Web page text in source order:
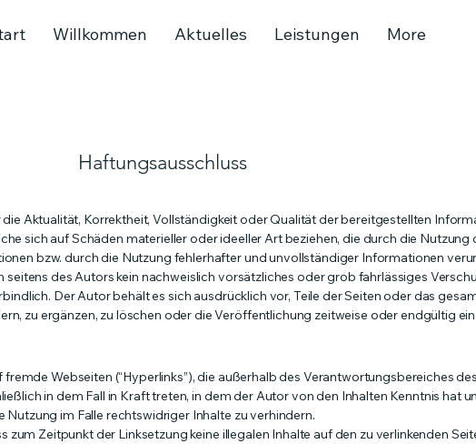
Willkommen Aktuelles Leistungen More
Haftungsausschluss
Aktualität, Korrektheit, Vollständigkeit oder Qualität der bereitgestellten
sich auf Schäden materieller oder ideeller Art beziehen, die durch die Nutzung
bzw. durch die Nutzung fehlerhafter und unvollständiger Informationen
des Autors kein nachweislich vorsätzliches oder grob fahrlässiges
Der Autor behält es sich ausdrücklich vor, Teile der Seiten oder das
zu ergänzen, zu löschen oder die Veröffentlichung zeitweise oder endgültig
Webseiten (“Hyperlinks”), die außerhalb des Verantwortungsbereiches
in dem Fall in Kraft treten, in dem der Autor von den Inhalten Kenntnis hat
im Falle rechtswidriger Inhalte zu verhindern.
zum Zeitpunkt der Linksetzung keine illegalen Inhalte auf den zu verlinkenden